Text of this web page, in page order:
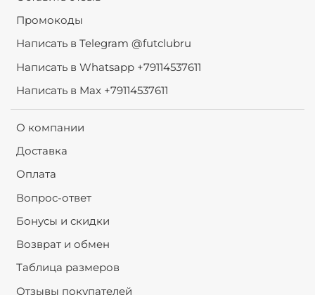
Промокоды
Написать в Telegram @futclubru
Написать в Whatsapp +79114537611
Написать в Max +79114537611
О компании
Доставка
Оплата
Вопрос-ответ
Бонусы и скидки
Возврат и обмен
Таблица размеров
Отзывы покупателей